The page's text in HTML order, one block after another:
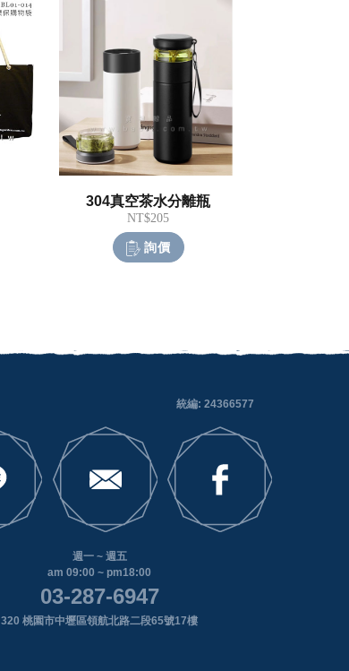
304真空茶水分離瓶
NT$205
詢價
統編: 24366577
週一 ~ 週五
am 09:00 ~ pm18:00
03-287-6947
320 桃園市中壢區領航北路二段65號17樓